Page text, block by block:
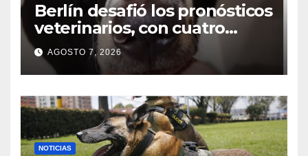
Berlín desafió los pronósticos
veterinarios, con cuatro
meses busca una familia para
siempre
AGOSTO 7, 2026
NOTICIAS